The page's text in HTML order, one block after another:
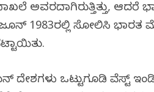
ಅವರದಾಗಿರುತ್ತಿತ್ತು,
1983ರಲ್ಲಿ ಸೋಲಿಸಿ ಭಾರತ
ದೇಶಗಳು ಒಟ್ಟುಗೂಡಿ ವೆಸ್ಟ್